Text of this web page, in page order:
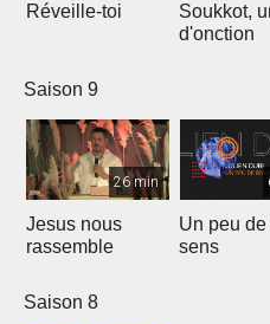
Réveille-toi
Soukkot,
d'onction
Saison 9
26 min
Jesus nous
rassemble
Un peu de
sens
Saison 8